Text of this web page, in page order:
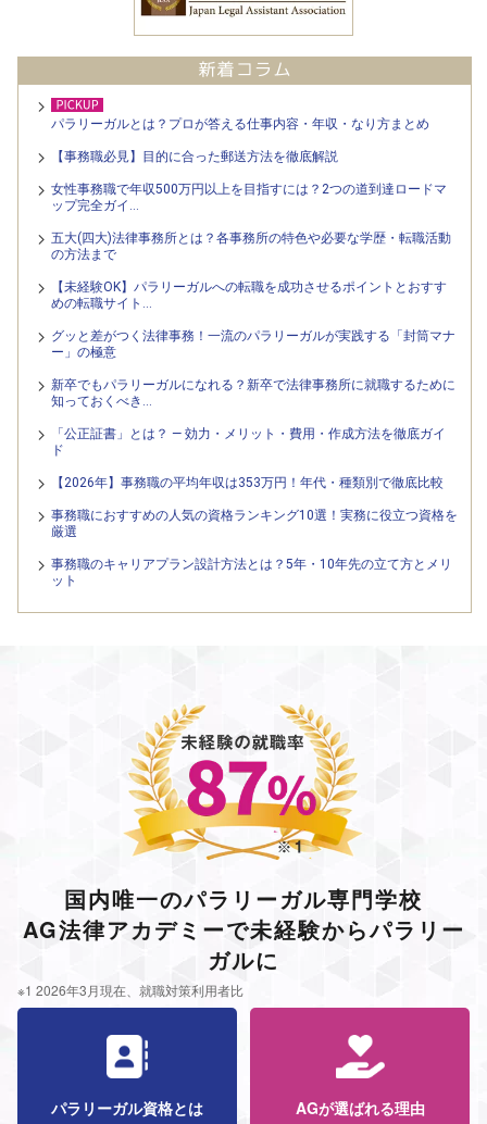
パラリーガルとは？プロが答える仕事内容・年収・なり方まとめ
【事務職必見】目的に合った郵送方法を徹底解説
女性事務職で年収500万円以上を目指すには？2つの道到達ロードマ
ップ完全ガイ…
五大(四大)法律事務所とは？各事務所の特色や必要な学歴・転職活動
の方法まで
【未経験OK】パラリーガルへの転職を成功させるポイントとおすす
めの転職サイト…
グッと差がつく法律事務！一流のパラリーガルが実践する「封筒マナ
ー」の極意
新卒でもパラリーガルになれる？新卒で法律事務所に就職するために
知っておくべき…
「公正証書」とは？ — 効力・メリット・費用・作成方法を徹底ガイ
ド
【2026年】事務職の平均年収は353万円！年代・種類別で徹底比較
事務職におすすめの人気の資格ランキング10選！実務に役立つ資格を
厳選
事務職のキャリアプラン設計方法とは？5年・10年先の立て方とメリ
ット
※1 2026年3月現在、就職対策利用者比
国内唯一のパラリーガル専門学校
AG法律アカデミーで未経験からパラリー
ガルに
パラリーガル資格とは AGが選ばれる理由